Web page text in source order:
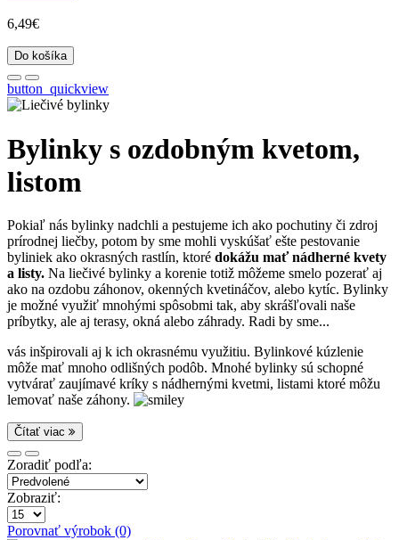
6,49€
Do košíka
button_quickview
Bylinky s ozdobným kvetom,
listom
Pokiaľ nás bylinky nadchli a pestujeme ich ako pochutiny či zdroj
prírodnej liečby, potom by sme mohli vyskúšať ešte pestovanie
byliniek ako okrasných rastlín, ktoré dokážu mať nádherné kvety
a listy. Na liečivé bylinky a korenie totiž môžeme smelo pozerať aj
ako na ozdobu záhonov, okenných kvetináčov, alebo kytíc. Bylinky
je možné využiť mnohými spôsobmi tak, aby skrášľovali naše
príbytky, ale aj terasy, okná alebo záhrady. Radi by sme...
vás inšpirovali aj k ich okrasnému využitiu. Bylinkové kúzlenie
môže mať mnoho odlišných podôb. Mnohé bylinky sú schopné
vytvárať zaujímavé kríky s nádhernými kvetmi, listami ktoré môžu
lemovať naše záhony.
Čítať viac
Zoradiť podľa:
Zobraziť:
Porovnať výrobok (0)